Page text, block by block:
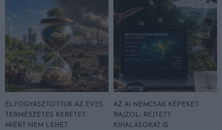
ELFOGYASZTOTTUK AZ ÉVES
TERMÉSZETES KERETET:
MIÉRT NEM LEHET
AZ AI NEMCSAK KÉPEKET
RAJZOL: REJTETT
KIHALÁSOKAT IS